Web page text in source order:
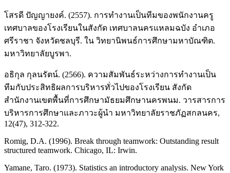
โสรดี ปัญญายงค์. (2557). การทำงานเป็นทีมของพนักงานครู
เทศบาลของโรงเรียนในสังกัด เทศบาลนครแหลมฉบัง อำเภอ
ศรีราชา จังหวัดชลบุรี. ใน วิทยานิพนธ์การศึกษามหาบัณฑิต.
มหาวิทยาลัยบูรพา.
อธิกุล กุลนรัตน์. (2566). ความสัมพันธ์ระหว่างการทำงานเป็น
ทีมกับประสิทธิผลการบริหารทั่วไปของโรงเรียน สังกัด
สำนักงานเขตพื้นที่การศึกษามัธยมศึกษานครพนม. วารสารการ
บริหารการศึกษาและภาวะผู้นำ มหาวิทยาลัยราชภัฏสกลนคร,
12(47), 312-322.
Romig, D.A. (1996). Break through teamwork: Outstanding result
structured teamwork. Chicago, IL: Irwin.
Yamane, Taro. (1973). Statistics an introductory analysis. New York